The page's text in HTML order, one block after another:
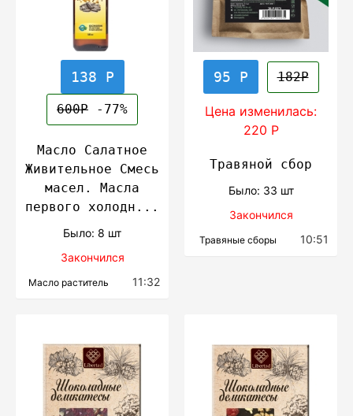
138 Р
600Р -77%
Масло Салатное
Живительное Смесь
масел. Масла
первого холодн...
Было: 8 шт
Закончился
Масло раститель 11:32
95 Р 182Р
Цена изменилась:
220 Р
Травяной сбор
Было: 33 шт
Закончился
Травяные сборы 10:51